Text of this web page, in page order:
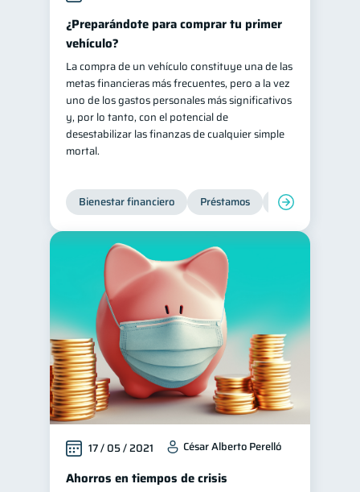
¿Preparándote para comprar tu primer
vehículo?
La compra de un vehículo constituye una de las
metas financieras más frecuentes, pero a la vez
uno de los gastos personales más significativos
y, por lo tanto, con el potencial de
desestabilizar las finanzas de cualquier simple
mortal.
Bienestar financiero Préstamos Ahorro
17 / 05 / 2021 César Alberto Perelló
Ahorros en tiempos de crisis